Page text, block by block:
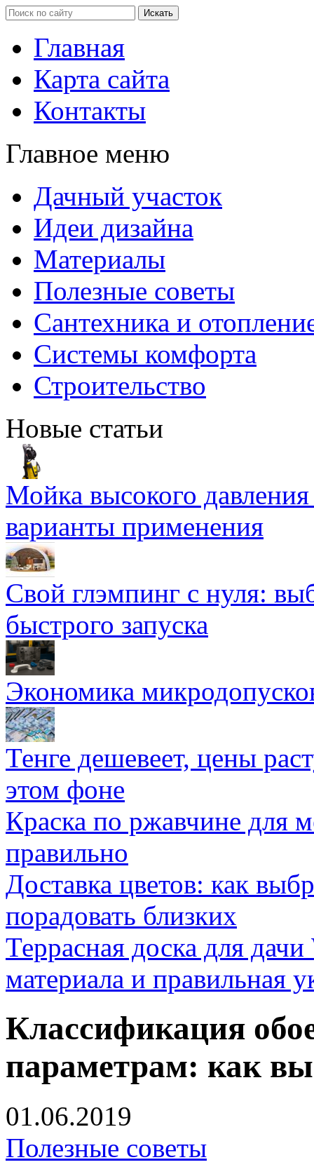
Главная
Карта сайта
Контакты
Главное меню
Дачный участок
Идеи дизайна
Материалы
Полезные советы
Сантехника и
Системы комфорта
Строительство
Новые статьи
Мойка высокого
варианты применения
Свой глэмпинг с нуля:
быстрого запуска
Экономика
Тенге дешевеет, цены
этом фоне
Краска по ржавчине для
правильно
Доставка цветов: как
порадовать близких
Террасная доска для
материала и правильная
Классификация
параметрам: как
01.06.2019
Полезные советы